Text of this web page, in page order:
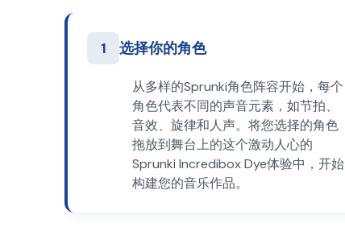
1 选择你的角色
从多样的Sprunki角色阵容开始，每个
角色代表不同的声音元素，如节拍、
音效、旋律和人声。将您选择的角色
拖放到舞台上的这个激动人心的
Sprunki Incredibox Dye体验中，开始
构建您的音乐作品。